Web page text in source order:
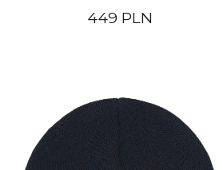
449 PLN